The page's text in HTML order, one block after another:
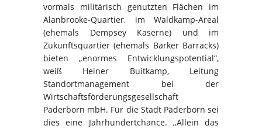
vormals militärisch genutzten Flächen im
Alanbrooke-Quartier, im Waldkamp-Areal
(ehemals Dempsey Kaserne) und im
Zukunftsquartier (ehemals Barker Barracks)
bieten „enormes Entwicklungspotential“,
weiß Heiner Buitkamp, Leitung
Standortmanagement bei der
Wirtschaftsförderungsgesellschaft
Paderborn mbH. Für die Stadt Paderborn sei
dies eine Jahrhundertchance. „Allein das